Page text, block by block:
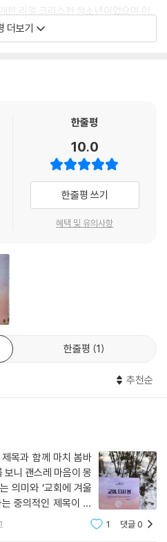
을 버티고 견디며 살아온 생생한 삶
지 않은 진솔한 교회 이야기를 풀어내
알아주지 않는 부르심의 자리에서, 주
. 또한 개교회주의를 지양하고 하나
는 모태에서부터 교회를 출석하여 자연
부르심을 받아 신학 공부와 사역 훈
립과 입당의 순간을 맞이하기까지의
으로 교회를 세우다”에서는 성도 한 명
난관에 봉착하지만, 뜨거운 열정으로
을 시작한 후에 교회가 성장하고 규
는 스토리를 담고 있습니다. 4장 “가
하면서 겪은 다양한 아픔과 눈물, 이별
“사랑하는 교회를 다시 봄”에서는 사
해, 오늘날 교회가 붙들어야 할 성경
고 있습니다.
을 잃어버리고 시련의 겨울을 지나고
전체의 생명력을 크게 위축시켰습니
안에 다음 세대가 눈에 띄게 사라지
회도 폭증하고 있습니다. 아무리 기도
도 무수히 많습니다. 교회의 미래가
는 무슨 일이 있어도 희망을 잃지 말
스도께서 희망의 원천이시기 때문입니
한 리얼 크리스천 청소년이었으며 아
푸르고 푸른 중년입니다. 봄을 좋아
니다. 이 책은 교회를 바라보는 냉랭
, 지금도 일하고 계시고, 앞으로도 일하
만 하나님은 일하고 계셨습니다. 유
이지 않는 하나님의 손이 세우시는
초대합니다.
순수함을 간직하고 있는 깨끗한 영
을 읽는 이들도 덩달아서 그의 글에
. 수많은 책이 매일 쏟아져 나오는 때
의 책을 만나는 기쁨에 잔뜩 기대가 되
를 향한 마음이 분명 달라져 있을 것
회 선교사)
어서 운반함이듯이, 한국 교회가 이
맞도록 이 책을 통해서 격려하고 사
니다. 그가 목회 현장에서 보듬고 눈물
닮아 있습니다. 이 책을 읽는 모든 독자
님의 마음을 충분히 느끼게 되리라
심리학과 겸임교수)
더보기
한줄평
10.0
한줄평 쓰기
혜택 및 유의사항
한줄평 1
추천순
목과 함께 마치 봄바
보니 괜스레 마음이 몽
의미와 ‘교회에 겨울
중의적인 제목이 내
1 댓글0